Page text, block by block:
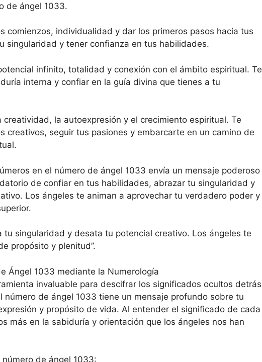
de ángel 1033.
comienzos, individualidad y dar los primeros pasos hacia tus
singularidad y tener confianza en tus habilidades.
infinito, totalidad y conexión con el ámbito espiritual. Te
interna y confiar en la guía divina que tienes a tu
creatividad, la autoexpresión y el crecimiento espiritual. Te
creativos, seguir tus pasiones y embarcarte en un camino de
en el número de ángel 1033 envía un mensaje poderoso
de confiar en tus habilidades, abrazar tu singularidad y
Los ángeles te animan a aprovechar tu verdadero poder y
tu singularidad y desata tu potencial creativo. Los ángeles te
propósito y plenitud”.
Ángel 1033 mediante la Numerología
invaluable para descifrar los significados ocultos detrás
número de ángel 1033 tiene un mensaje profundo sobre tu
y propósito de vida. Al entender el significado de cada
más en la sabiduría y orientación que los ángeles nos han
de ángel 1033: